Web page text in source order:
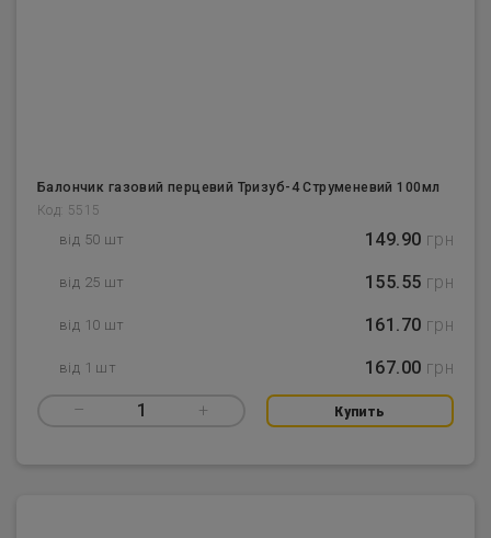
Балончик газовий перцевий Тризуб-4 Струменевий 100мл
Код: 5515
від 50 шт 149.90 грн
від 25 шт 155.55 грн
від 10 шт 161.70 грн
від 1 шт 167.00 грн
– 1 + Купить